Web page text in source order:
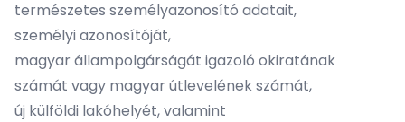
természetes személyazonosító adatait,
személyi azonosítóját,
magyar állampolgárságát igazoló okiratának
számát vagy magyar útlevelének számát,
új külföldi lakóhelyét, valamint